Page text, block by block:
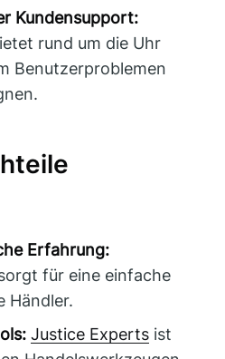
Kundensupport:
rund um die Uhr
Benutzerproblemen
Erfahrung:
für eine einfache
Händler.
Justice Experts ist